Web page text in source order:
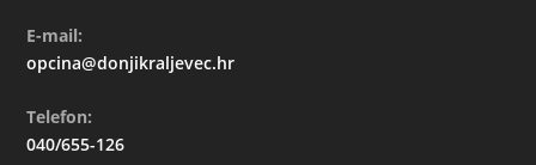
E-mail:
opcina@donjikraljevec.hr
Telefon:
040/655-126